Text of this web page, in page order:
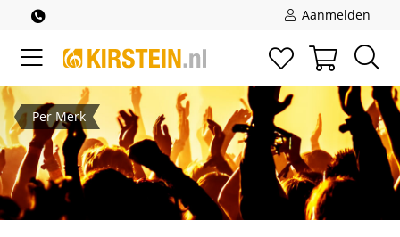
Aanmelden
Per Merk